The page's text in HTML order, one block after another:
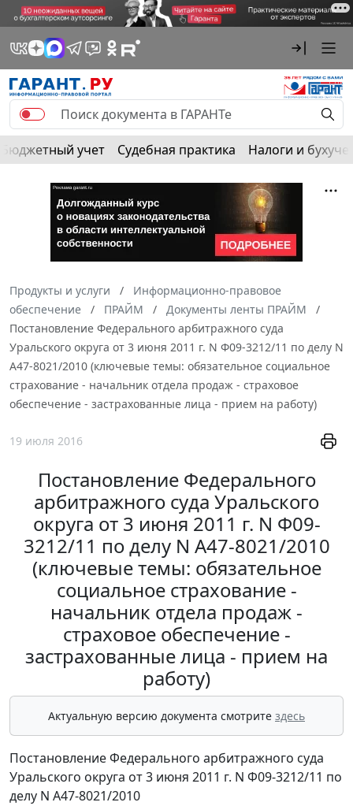
Бюджетный учет Судебная практика Налоги и
Продукты и услуги
Информационно-правовое
обеспечение
ПРАЙМ
Документы ленты ПРАЙМ
Постановление Федерального арбитражного суда
Уральского округа от 3 июня 2011 г. N Ф09-3212/11 по делу N
А47-8021/2010 (ключевые темы: обязательное социальное
страхование - начальник отдела продаж - страховое
обеспечение - застрахованные лица - прием на работу)
19 июля 2016
Постановление Федерального
арбитражного суда Уральского
округа от 3 июня 2011 г. N Ф09-
3212/11 по делу N А47-8021/2010
(ключевые темы: обязательное
социальное страхование -
начальник отдела продаж -
страховое обеспечение -
застрахованные лица - прием на
работу)
Актуальную версию документа смотрите здесь
Постановление Федерального арбитражного суда
Уральского округа от 3 июня 2011 г. N Ф09-3212/11 по
делу N А47-8021/2010